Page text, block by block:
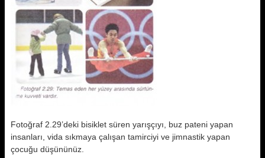
Fotoğraf 2.29’deki bisiklet süren yarışçıyı, buz pateni yapan
insanları, vida sıkmaya çalışan tamirciyi ve jimnastik yapan
çocuğu düşününüz.